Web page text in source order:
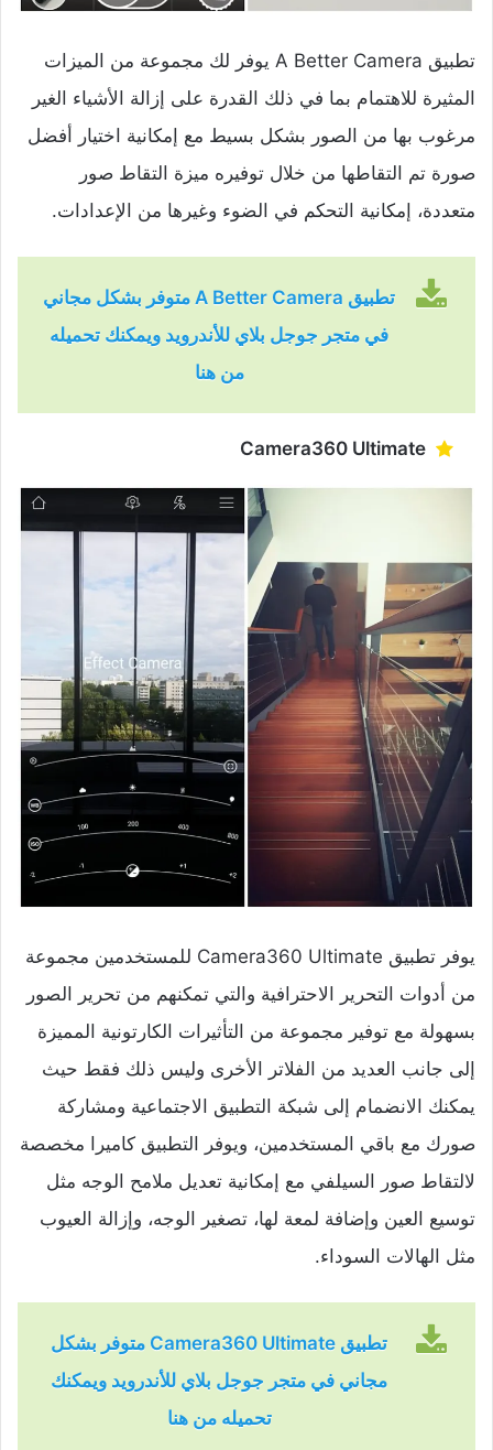
تطبيق A Better Camera يوفر لك مجموعة من الميزات
المثيرة للاهتمام بما في ذلك القدرة على إزالة الأشياء الغير
مرغوب بها من الصور بشكل بسيط مع إمكانية اختيار أفضل
صورة تم التقاطها من خلال توفيره ميزة التقاط صور
متعددة، إمكانية التحكم في الضوء وغيرها من الإعدادات.
تطبيق A Better Camera متوفر بشكل مجاني
في متجر جوجل بلاي للأندرويد ويمكنك تحميله
من هنا
Camera360 Ultimate
يوفر تطبيق Camera360 Ultimate للمستخدمين مجموعة
من أدوات التحرير الاحترافية والتي تمكنهم من تحرير الصور
بسهولة مع توفير مجموعة من التأثيرات الكارتونية المميزة
إلى جانب العديد من الفلاتر الأخرى وليس ذلك فقط حيث
يمكنك الانضمام إلى شبكة التطبيق الاجتماعية ومشاركة
صورك مع باقي المستخدمين، ويوفر التطبيق كاميرا مخصصة
لالتقاط صور السيلفي مع إمكانية تعديل ملامح الوجه مثل
توسيع العين وإضافة لمعة لها، تصغير الوجه، وإزالة العيوب
مثل الهالات السوداء.
تطبيق Camera360 Ultimate متوفر بشكل
مجاني في متجر جوجل بلاي للأندرويد ويمكنك
تحميله من هنا